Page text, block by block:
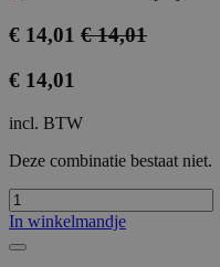
€ 14,01 €14,01
€ 14,01
incl. BTW
Deze combinatie bestaat niet.
In winkelmandje